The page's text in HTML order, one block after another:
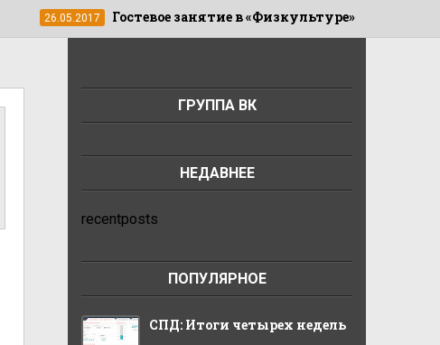
Гостевое занятие в «Физкультуре»
ГРУППА ВК
НЕДАВНЕЕ
recentposts
ПОПУЛЯРНОЕ
СПД: Итоги четырех недель